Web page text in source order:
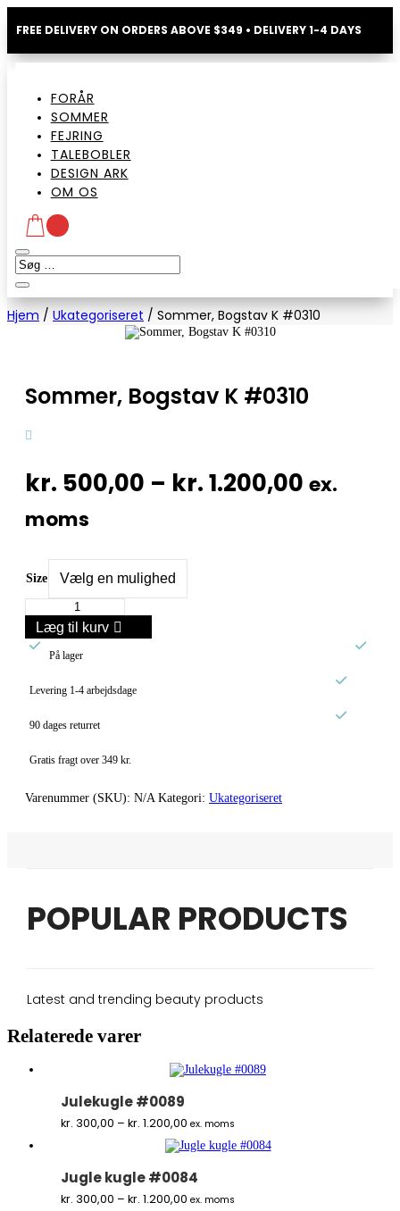
FREE DELIVERY ON ORDERS ABOVE $349 • DELIVERY 1-4 DAYS
FORÅR
SOMMER
FEJRING
TALEBOBLER
DESIGN ARK
OM OS
Hjem / Ukategoriseret / Sommer, Bogstav K #0310
Sommer, Bogstav K #0310
kr. 500,00 – kr.1.200,00 ex.
moms
Size
Bogstav
#0310
Læg til kurv

På lager

Levering 1-4 arbejdsdage

90 dages returret

Gratis fragt over 349 kr.
Varenummer (SKU): N/A Kategori: Ukategoriseret
POPULAR PRODUCTS
Latest and trending beauty products
Relaterede varer
Julekugle #0089
kr. 300,00 – kr. 1.200,00Prisinterval:
til
kr. 1.200,00
ex. moms
Jugle kugle #0084
kr. 300,00 – kr. 1.200,00Prisinterval:
ex. moms